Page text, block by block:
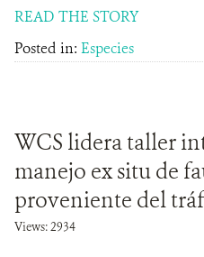
READ THE STORY
Posted in: Especies
WCS lidera taller
manejo ex situ de
proveniente del
Views: 2934